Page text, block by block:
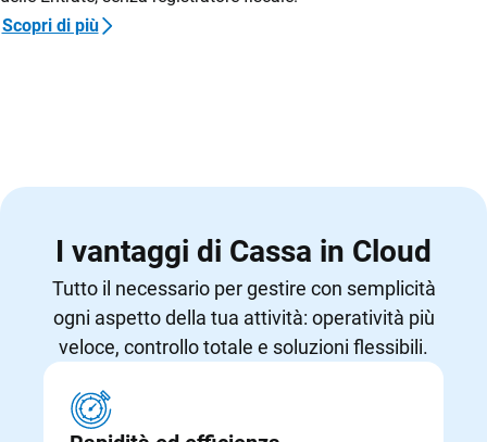
Scopri di più
I vantaggi di Cassa in Cloud
Tutto il necessario per gestire con semplicità
ogni aspetto della tua attività: operatività più
veloce, controllo totale e soluzioni flessibili.